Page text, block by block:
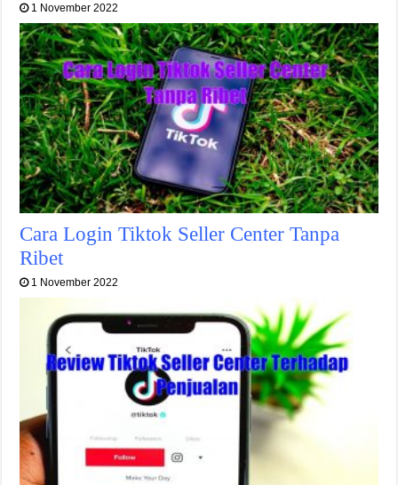
1 November 2022
Cara Login Tiktok Seller Center Tanpa
Ribet
1 November 2022